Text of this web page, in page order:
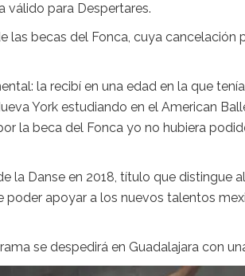
válido para Despertares.
las becas del Fonca, cuya cancelación
la recibí en una edad en la que
York estudiando en el American
la beca del Fonca yo no hubiera
la Danse en 2018, título que distingue
poder apoyar a los nuevos talentos
se despedirá en Guadalajara con